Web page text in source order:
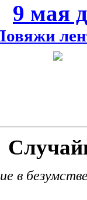
9 мая
в